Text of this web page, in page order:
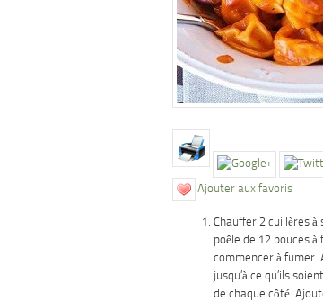
Ajouter aux favoris
Chauffer 2 cuillères à
poêle de 12 pouces à
commencer à fumer.
jusqu’à ce qu’ils
de chaque côté.